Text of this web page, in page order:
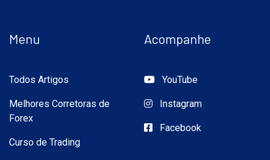
Menu
Todos Artigos
Melhores Corretoras de
Forex
Curso de Trading
Acompanhe
YouTube
Instagram
Facebook